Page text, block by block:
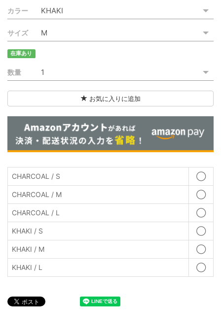
お問い合わせ
カラー
サイズ
在庫あり
数量
お気に入りに追加
CHARCOAL / S ◯
CHARCOAL / M ◯
CHARCOAL / L ◯
KHAKI / S ◯
KHAKI / M ◯
KHAKI / L ◯